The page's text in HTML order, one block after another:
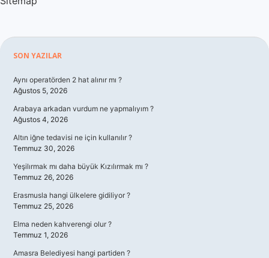
Sidebar
SON YAZILAR
Aynı operatörden 2 hat alınır mı ?
Ağustos 5, 2026
Arabaya arkadan vurdum ne yapmalıyım ?
Ağustos 4, 2026
Altın iğne tedavisi ne için kullanılır ?
Temmuz 30, 2026
Yeşilırmak mı daha büyük Kızılırmak mı ?
Temmuz 26, 2026
Erasmusla hangi ülkelere gidiliyor ?
Temmuz 25, 2026
Elma neden kahverengi olur ?
Temmuz 1, 2026
Amasra Belediyesi hangi partiden ?